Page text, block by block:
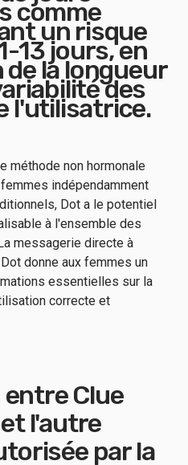
comme
un risque
13 jours, en
la longueur
des
l'utilisatrice.
méthode non hormonale
indépendamment
Dot a le potentiel
à l'ensemble des
messagerie directe à
donne aux femmes un
essentielles sur la
correcte et
Clue
l'autre
par la